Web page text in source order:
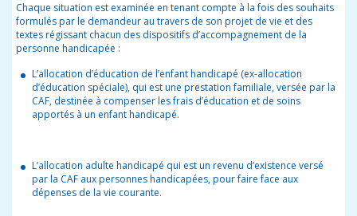
Chaque situation est examinée en tenant compte à la fois des souhaits
formulés par le demandeur au travers de son projet de vie et des
textes régissant chacun des dispositifs d’accompagnement de la
personne handicapée :
L’allocation d’éducation de l’enfant handicapé (ex-allocation
d’éducation spéciale), qui est une prestation familiale, versée par la
CAF, destinée à compenser les frais d’éducation et de soins
apportés à un enfant handicapé.
L’allocation adulte handicapé qui est un revenu d’existence versé
par la CAF aux personnes handicapées, pour faire face aux
dépenses de la vie courante.